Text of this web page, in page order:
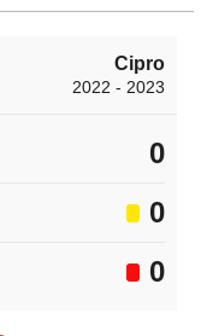
Cipro
2022 - 2023
0
0
0